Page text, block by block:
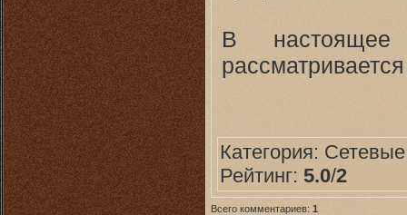
В настоящее
Категория:
Рейтинг: 5.0/2
Всего комментариев: 1